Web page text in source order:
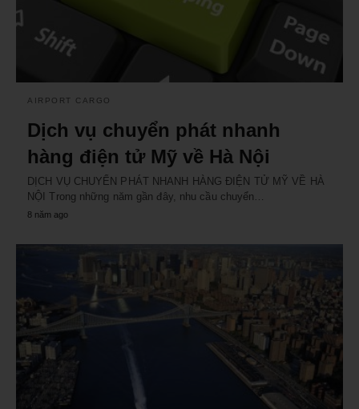
AIRPORT CARGO
Dịch vụ chuyển phát nhanh
hàng điện tử Mỹ về Hà Nội
DỊCH VỤ CHUYỂN PHÁT NHANH HÀNG ĐIỆN TỬ MỸ VỀ HÀ
NỘI Trong những năm gần đây, nhu cầu chuyển…
8 năm ago